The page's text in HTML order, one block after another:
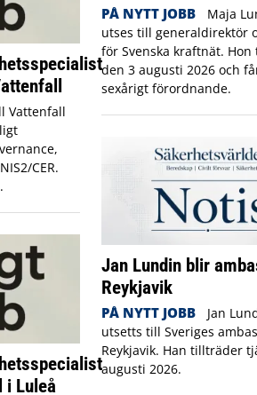
Vattenfall
CER.
i Luleå
PÅ NYTT JOBB
Maja
utses till generaldirektör
för Svenska kraftnät.
den 3 augusti 2026 och
sexårigt förordnande.
Jan Lundin blir
Reykjavik
PÅ NYTT JOBB
Jan
utsetts till Sveriges
Reykjavik. Han tillträder
augusti 2026.